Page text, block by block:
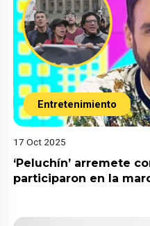
Entretenimiento
17 Oct 2025
‘Peluchín’ arremete
participaron en la